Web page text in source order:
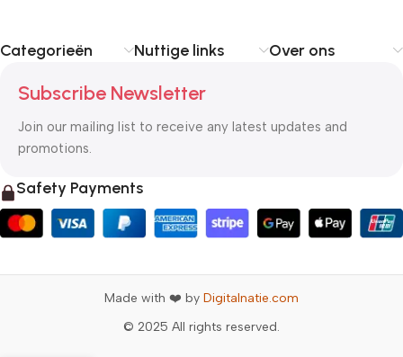
Categorieën Nuttige links Over ons
Subscribe Newsletter
Join our mailing list to receive any latest updates and
promotions.
Safety Payments
Made with ❤️ by Digitalnatie.com
© 2025 All rights reserved.